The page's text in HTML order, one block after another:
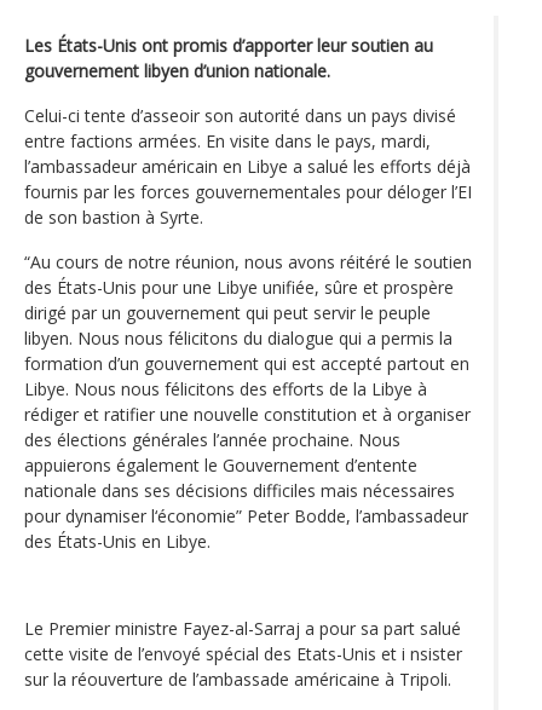
Les États-Unis ont promis d’apporter leur soutien au
gouvernement libyen d’union nationale.
Celui-ci tente d’asseoir son autorité dans un pays divisé
entre factions armées. En visite dans le pays, mardi,
l’ambassadeur américain en Libye a salué les efforts déjà
fournis par les forces gouvernementales pour déloger l’EI
de son bastion à Syrte.
“Au cours de notre réunion, nous avons réitéré le soutien
des États-Unis pour une Libye unifiée, sûre et prospère
dirigé par un gouvernement qui peut servir le peuple
libyen. Nous nous félicitons du dialogue qui a permis la
formation d’un gouvernement qui est accepté partout en
Libye. Nous nous félicitons des efforts de la Libye à
rédiger et ratifier une nouvelle constitution et à organiser
des élections générales l’année prochaine. Nous
appuierons également le Gouvernement d’entente
nationale dans ses décisions difficiles mais nécessaires
pour dynamiser l‘économie” Peter Bodde, l’ambassadeur
des États-Unis en Libye.
Le Premier ministre Fayez-al-Sarraj a pour sa part salué
cette visite de l’envoyé spécial des Etats-Unis et i nsister
sur la réouverture de l’ambassade américaine à Tripoli.